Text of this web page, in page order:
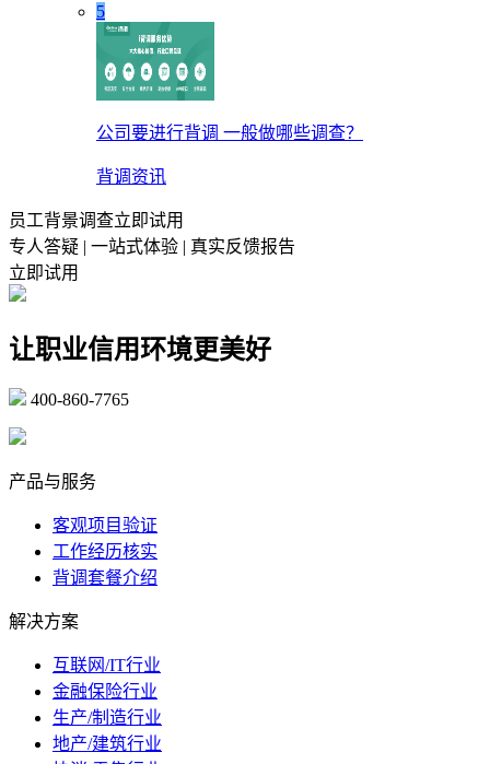
5
公司要进行背调 一般做哪些调查？
背调资讯
员工背景调查立即试用
专人答疑 | 一站式体验 | 真实反馈报告
立即试用
让职业信用环境更美好
400-860-7765
产品与服务
客观项目验证
工作经历核实
背调套餐介绍
解决方案
互联网/IT行业
金融保险行业
生产/制造行业
地产/建筑行业